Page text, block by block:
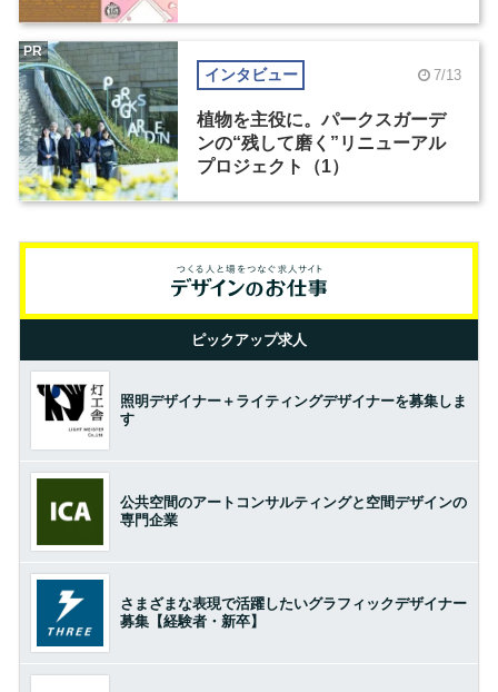
インタビュー 7/13
植物を主役に。パークスガーデ
ンの“残して磨く”リニューアル
プロジェクト（1）
PR
ピックアップ求人
照明デザイナー＋ライティングデザイナーを募集しま
す
公共空間のアートコンサルティングと空間デザインの
専門企業
さまざまな表現で活躍したいグラフィックデザイナー
募集【経験者・新卒】